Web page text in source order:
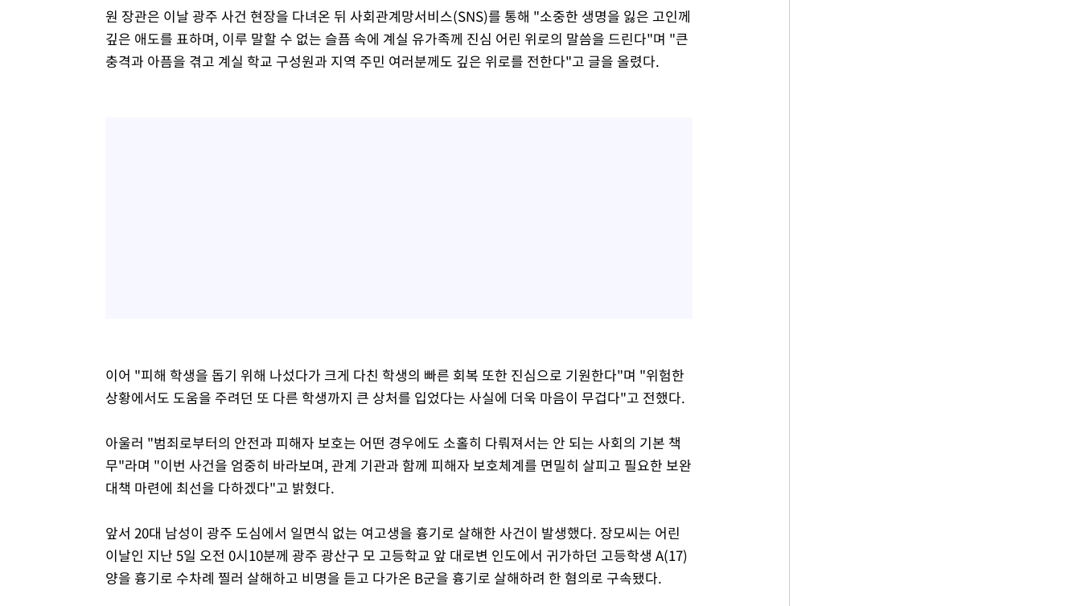
원 장관은 이날 광주 사건 현장을 다녀온 뒤 사회관계망서비스(SNS)를 통해 "소중한 생명을 잃은 고인께
깊은 애도를 표하며, 이루 말할 수 없는 슬픔 속에 계실 유가족께 진심 어린 위로의 말씀을 드린다"며 "큰
충격과 아픔을 겪고 계실 학교 구성원과 지역 주민 여러분께도 깊은 위로를 전한다"고 글을 올렸다.
이어 "피해 학생을 돕기 위해 나섰다가 크게 다친 학생의 빠른 회복 또한 진심으로 기원한다"며 "위험한
상황에서도 도움을 주려던 또 다른 학생까지 큰 상처를 입었다는 사실에 더욱 마음이 무겁다"고 전했다.
아울러 "범죄로부터의 안전과 피해자 보호는 어떤 경우에도 소홀히 다뤄져서는 안 되는 사회의 기본 책
무"라며 "이번 사건을 엄중히 바라보며, 관계 기관과 함께 피해자 보호체계를 면밀히 살피고 필요한 보완
대책 마련에 최선을 다하겠다"고 밝혔다.
앞서 20대 남성이 광주 도심에서 일면식 없는 여고생을 흉기로 살해한 사건이 발생했다. 장모씨는 어린
이날인 지난 5일 오전 0시10분께 광주 광산구 모 고등학교 앞 대로변 인도에서 귀가하던 고등학생 A(17)
양을 흉기로 수차례 찔러 살해하고 비명을 듣고 다가온 B군을 흉기로 살해하려 한 혐의로 구속됐다.